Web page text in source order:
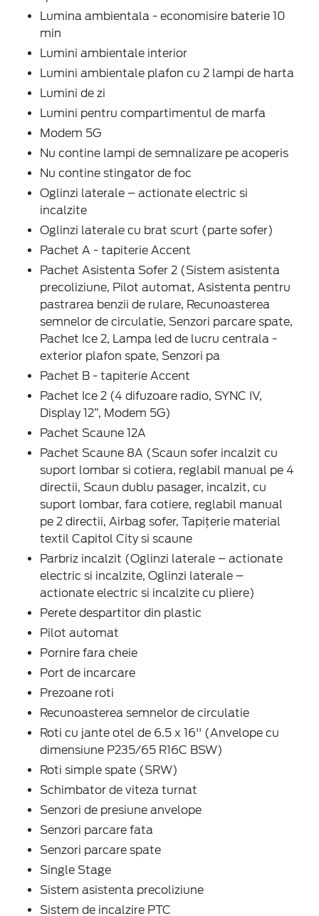
Lumina ambientala - economisire baterie 10
min
Lumini ambientale interior
Lumini ambientale plafon cu 2 lampi de harta
Lumini de zi
Lumini pentru compartimentul de marfa
Modem 5G
Nu contine lampi de semnalizare pe acoperis
Nu contine stingator de foc
Oglinzi laterale – actionate electric si
incalzite
Oglinzi laterale cu brat scurt (parte sofer)
Pachet A - tapiterie Accent
Pachet Asistenta Sofer 2 (Sistem asistenta
precoliziune, Pilot automat, Asistenta pentru
pastrarea benzii de rulare, Recunoasterea
semnelor de circulatie, Senzori parcare spate,
Pachet Ice 2, Lampa led de lucru centrala -
exterior plafon spate, Senzori pa
Pachet B - tapiterie Accent
Pachet Ice 2 (4 difuzoare radio, SYNC IV,
Display 12”, Modem 5G)
Pachet Scaune 12A
Pachet Scaune 8A (Scaun sofer incalzit cu
suport lombar si cotiera, reglabil manual pe 4
directii, Scaun dublu pasager, incalzit, cu
suport lombar, fara cotiere, reglabil manual
pe 2 directii, Airbag sofer, Tapițerie material
textil Capitol City si scaune
Parbriz incalzit (Oglinzi laterale – actionate
electric si incalzite, Oglinzi laterale –
actionate electric si incalzite cu pliere)
Perete despartitor din plastic
Pilot automat
Pornire fara cheie
Port de incarcare
Prezoane roti
Recunoasterea semnelor de circulatie
Roti cu jante otel de 6.5 x 16'' (Anvelope cu
dimensiune P235/65 R16C BSW)
Roti simple spate (SRW)
Schimbator de viteza turnat
Senzori de presiune anvelope
Senzori parcare fata
Senzori parcare spate
Single Stage
Sistem asistenta precoliziune
Sistem de incalzire PTC